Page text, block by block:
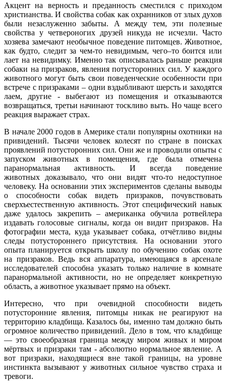
Акцент на верность и преданность сместился с приходом
христианства. И свойства собак как охранников от злых духов
были незаслуженно забыты. А между тем, эти полезные
свойства у четвероногих друзей никуда не исчезли. Часто
хозяева замечают необычное поведение питомцев. Животное,
как будто, следит за чем-то невидимым, чего–то боится или
лает на невидимку. Именно так описывалась раньше реакция
собаки на призраков, явления потусторонних сил. У каждого
животного могут быть свои поведенческие особенности при
встрече с призраками – одни вздыбливают шерсть и заходятся
лаем, другие - выбегают из помещения и отказываются
возвращаться, третьи начинают тоскливо выть. Но чаще всего
реакция выражает страх.
В начале 2000 годов в Америке стали популярны охотники на
привидений. Тысячи человек колесят по стране в поисках
проявлений потусторонних сил. Они же и проводили опыты с
запуском животных в помещения, где была отмечена
паранормальная активность. И всегда поведение
животных доказывало, что они видят что-то недоступное
человеку. На основании этих экспериментов сделаны выводы
о способности собак видеть призраков, почувствовать
сверхъестественную активность. Этот специфический навык
даже удалось закрепить – американка обучила ротвейлера
издавать голосовые сигналы, когда он видит призраков. На
фотографии места, куда указывает собака, отчётливо видны
следы потустороннего присутствия. На основании этого
опыта планируется открыть школу по обучению собак охоте
на призраков. Ведь вся аппаратура, имеющаяся в арсенале
исследователей способна указать только наличие в комнате
паранормальной активности, но не определяет конкретную
область, а животное указывает прямо на объект.
Интересно, что при очевидной способности видеть
потусторонние явления, питомцы никак не реагируют на
территорию кладбища. Казалось бы, именно там должно быть
огромное количество привидений. Дело в том, что кладбище
— это своеобразная граница между миром живых и миром
мёртвых и призраки там - абсолютно нормальное явление. А
вот призраки, находящиеся вне такой границы, на уровне
инстинкта вызывают у животных сильное чувство страха и
тревоги.